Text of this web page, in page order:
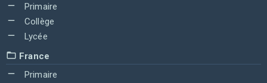
Primaire
Collège
Lycée
France
Primaire